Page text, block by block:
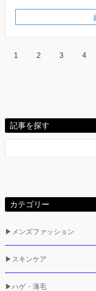
1 2 3 4
記事を探す
カテゴリー
▶メンズファッション
▶スキンケア
▶ハゲ・薄毛